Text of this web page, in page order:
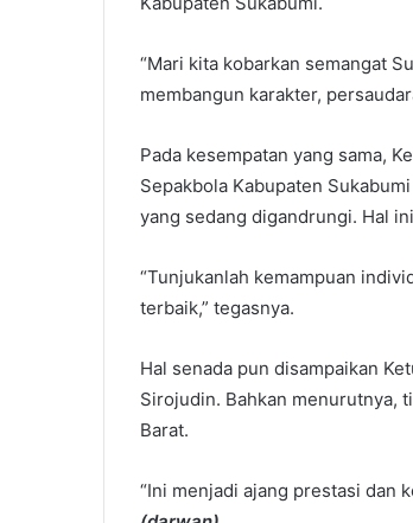
“Mari kita kobarkan semangat
membangun karakter,
Pada kesempatan yang sama,
Sepakbola Kabupaten
yang sedang digandrungi. Hal
“Tunjukanlah kemampuan
terbaik,” tegasnya.
Hal senada pun disampaikan
Sirojudin. Bahkan menurutnya,
Barat.
“Ini menjadi ajang prestasi dan